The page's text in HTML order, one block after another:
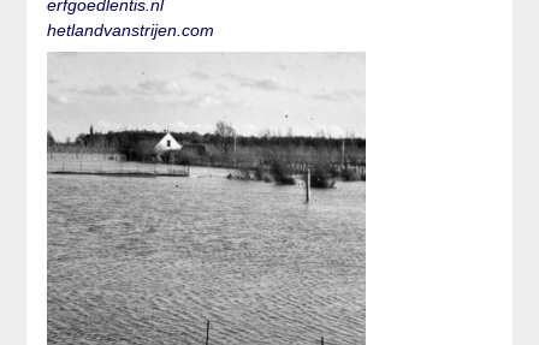
erfgoedlentis.nl
hetlandvanstrijen.com